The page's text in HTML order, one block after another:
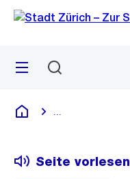
Navigation
Sprunglink
Menü
Deutsch
Seite vorlesen